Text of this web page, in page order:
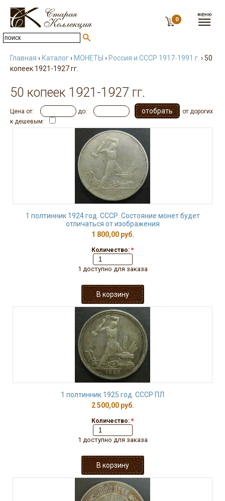
0
Главная › Каталог› МОНЕТЫ › Россия и СССР 1917-1991 г. › 50
копеек 1921-1927 гг.
50 копеек 1921-1927 гг.
Цена от: до:
от дорогих
к дешевым:
1 полтинник 1924 год. СССР. Состояние монет будет
отличаться от изображения
1 800,00 руб.
Количество: *
1 доступно для заказа
1 полтинник 1925 год. СССР ПЛ
2 500,00 руб.
Количество: *
1 доступно для заказа